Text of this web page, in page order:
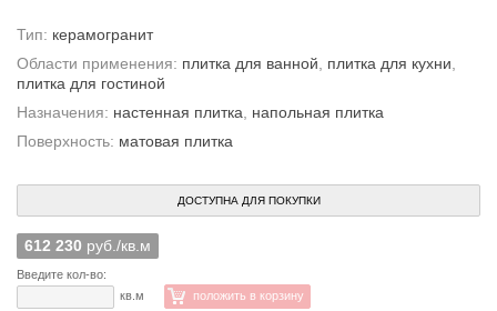
Тип: керамогранит
Области применения: плитка для ванной плитка для кухни
плитка для гостиной
Назначения: настенная плитка
напольная плитка
Поверхность: матовая плитка
ДОСТУПНА ДЛЯ ПОКУПКИ
612 230 руб./кв.м
Введите кол-во:
кв.м
положить в корзину